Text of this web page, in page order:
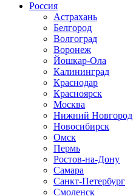
Россия
Астрахань
Белгород
Волгоград
Воронеж
Йошкар-Ола
Калининград
Краснодар
Красноярск
Москва
Нижний Новгород
Новосибирск
Омск
Пермь
Ростов-на-Дону
Самара
Санкт-Петербург
Смоленск